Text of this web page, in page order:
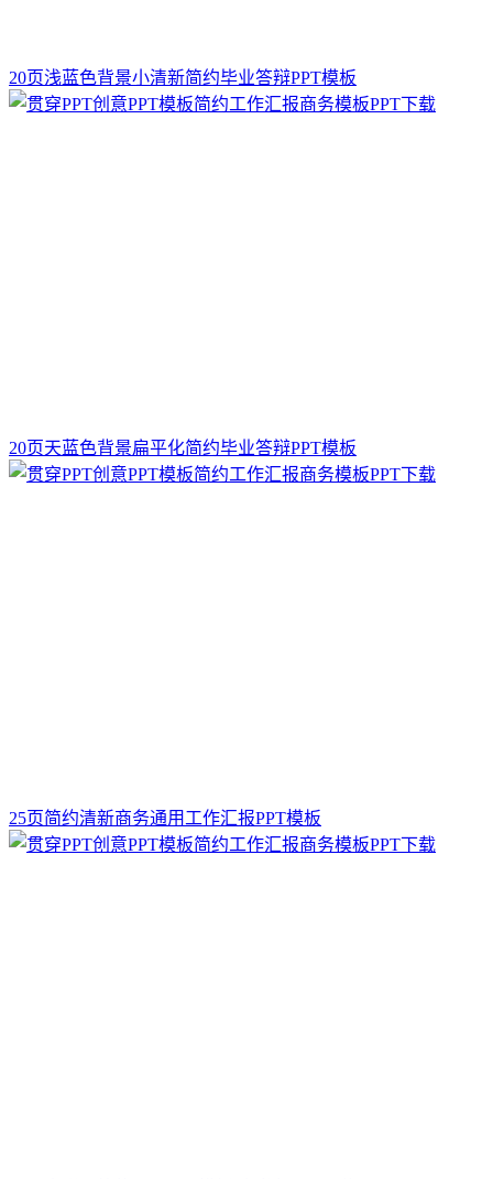
20页浅蓝色背景小清新简约毕业答辩PPT模板
20页天蓝色背景扁平化简约毕业答辩PPT模板
25页简约清新商务通用工作汇报PPT模板